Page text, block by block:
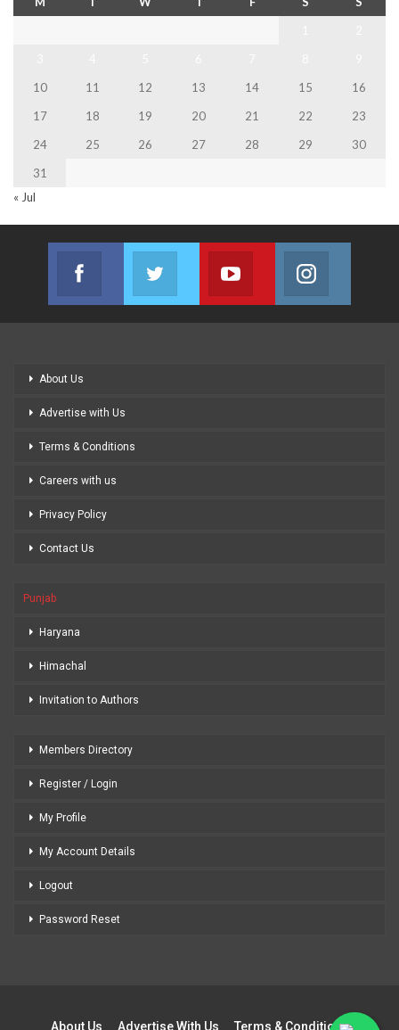
10
11 12 13 14 15
16
17
18 19 20 21 22
23
24
25 26 27 28 29
30
31
« Jul
Facebook
Join us on Facebook
Twitter
Join us on Twitter
Youtube
Join us on Youtube
About Us
Advertise with Us
Terms & Conditions
Careers with us
Privacy Policy
Contact Us
Punjab
Haryana
Himachal
Invitation to Authors
Members Directory
Register / Login
My Profile
My Account Details
Logout
Password Reset
About Us Advertise With Us Terms & Conditions